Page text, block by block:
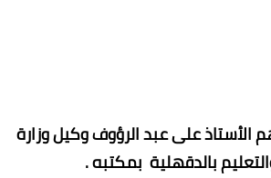
الأستاذ على عبد الرؤوف وكيل وزارة
بالدقهلية بمكتبه .